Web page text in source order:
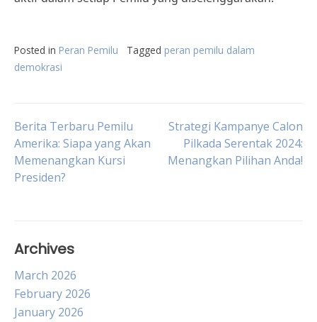
Posted in Peran Pemilu Tagged peran pemilu dalam
demokrasi
Post
navigation
Berita Terbaru Pemilu
Amerika: Siapa yang Akan
Memenangkan Kursi
Presiden?
Strategi Kampanye Calon
Pilkada Serentak 2024:
Menangkan Pilihan Anda!
Archives
March 2026
February 2026
January 2026